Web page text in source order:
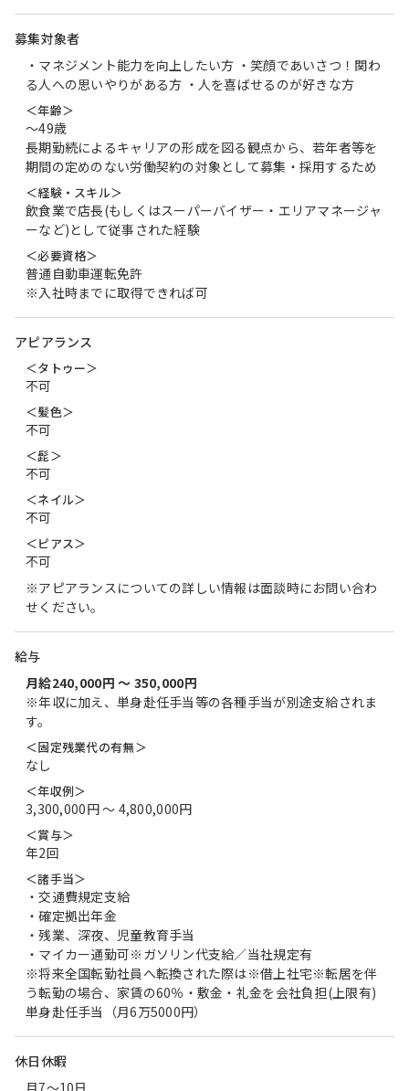
募集対象者
・マネジメント能力を向上したい方 ・笑顔であいさつ！関わ
る人への思いやりがある方 ・人を喜ばせるのが好きな方
＜年齢＞
〜49歳
長期勤続によるキャリアの形成を図る観点から、若年者等を
期間の定めのない労働契約の対象として募集・採用するため
＜経験・スキル＞
飲食業で店長(もしくはスーパーバイザー・エリアマネージャ
ーなど)として従事された経験
＜必要資格＞
普通自動車運転免許
※入社時までに取得できれば可
アピアランス
＜タトゥー＞
不可
＜髪色＞
不可
＜髭＞
不可
＜ネイル＞
不可
＜ピアス＞
不可
※アピアランスについての詳しい情報は面談時にお問い合わ
せください。
給与
月給240,000円 〜 350,000円
※年収に加え、単身赴任手当等の各種手当が別途支給されま
す。
＜固定残業代の有無＞
なし
＜年収例＞
3,300,000円 〜 4,800,000円
＜賞与＞
年2回
＜諸手当＞
・交通費規定支給
・確定拠出年金
・残業、深夜、児童教育手当
・マイカー通勤可※ガソリン代支給／当社規定有
※将来全国転勤社員へ転換された際は※借上社宅※転居を伴
う転勤の場合、家賃の60％・敷金・礼金を会社負担(上限有)
単身赴任手当（月6万5000円）
休日休暇